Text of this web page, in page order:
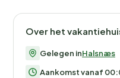
Over het
Gelegen inHalsnæs
Aankomst vanaf